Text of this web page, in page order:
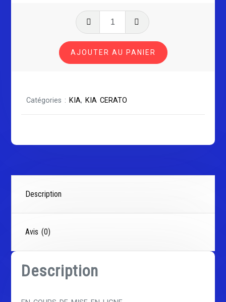
quantité
KIA
CERATO
Série
AJOUTER AU PANIER
Catégories : KIA, KIA CERATO
Description
Avis (0)
Description